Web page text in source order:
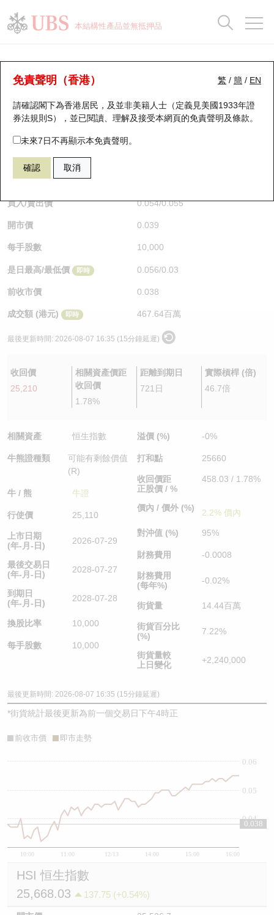
本結構性產品並無抵押品
繁 / 簡 / EN
免責聲明（香港）
請確認閣下為香港居民，及並非美籍人士（定義見美國1933年證
券法規則S），並已閱讀、理解及接受本網頁的免責聲明及條款。
未來7日不再顯示本免責聲明。
確認 取消
牛熊證分析儀
表現 街貨統計 比較
67438 瑞銀牛證 HSI 恒生指數
$0.055 0.017
買入/賣出價 0.054/0.055
開市價 0.039
每手股數 10,000
是日最高/最低價 即時 0.056/0.03
前收市價 0.038
成交額 (港元) 即時 467.64百萬
最後更新時間: 2026-08-07 16:35 (15分鐘延遲)
收回價
25,210
相關資產價距
收回價
1.78%
距離到期日
721日
實際槓桿 (倍)
46.7倍
相關資產 恒生指數
牛熊證種類
可能有剩餘價值
(R)
牛 / 熊 牛證
行使價 25,110
上市日期
(年-月-日)
2026-07-29
最後交易日
(年-月-日)
2028-07-27
到期日
(年-月-日)
2028-07-28
換股比率 10,000
每手股數 10,000
溢價 (%) -0%
打和點 25660
收回價距
正股價 / %
458.03 / 1.78%
價內 / 價外 (%) 2.2% 價內
對沖值 (%) 95%
財務費用 -0.0008
財務費用
(每年%)
-0.02%
街貨量 14.44百萬
街貨百分比
(%)
7.22%
街貨量較
上日變化
+2,240,000
最後更新時間: 2026-08-07 16:35 (15分鐘延遲)
*街貨統計最後更新為前一個交易日下午4時正
前收市價 即市走勢
10:00 11:00 12/13 14:00 15:00 16:00
0.04
0.05
0.06
0.038
HSI 恒生指數
25,668.03
137.75 (+0.54%)
瑞銀認股證一覽
新發行瑞銀認股證
即將到期認股證
認股證到期結算價查詢
認股證分析儀
認股證速算機
認股證/牛熊證日誌
認股證文件及公告
街貨統計
比較
牛熊全景快搜
牛熊證搜尋
牛熊證街貨分佈圖
正股牛熊證列表
新發行瑞銀牛熊證
已收回牛熊證剩餘價值
牛熊證到期結算價查詢
牛熊證分析儀
牛熊證文件及公告
街貨統計
比較
十大升幅/跌幅
十大認股證成交分佈
十天股證佔大市成交
資金流
街貨統計
三十大平均引伸波幅
正股分析儀
二十大活躍股份
恒指成份股
國指成份股
科指成份股
相關資產沽空
中資ETFs溢價比較
AH 股價對照
持股比重
顯示所有持股比重
每月輪證大市專題
輪證專欄
講座及教育短片
認股證投資者教育
牛熊證投資者教育
認股證牛熊證常問問題